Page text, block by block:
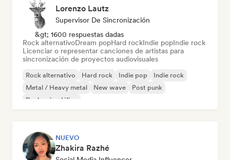
Lorenzo Lautz
Supervisor De Sincronización
&gt; 1600 respuestas dadas
Rock alternativoDream popHard rockIndie popIndie rock
Licenciar o representar canciones de artistas para
sincronización de proyectos audiovisuales
Rock alternativo Hard rock Indie pop
Indie rock
Metal / Heavy metal
New wave
Post punk
Rock psicodélico
NUEVO
Zhakira Razhé